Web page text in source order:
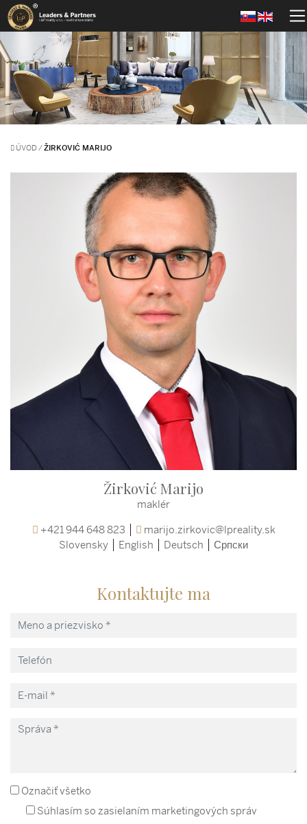
ÚVOD /ŽIRKOVIĆ MARIJO
Žirković Marijo
maklér
+421 944 648 823
marijo.zirkovic@lpreality.sk
Slovensky
English Deutsch Српски
Kontaktujte ma
Označiť všetko
Súhlasím so zasielaním marketingových správ